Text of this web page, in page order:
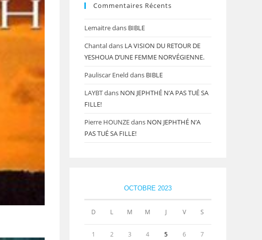
Commentaires Récents
Lemaitredans BIBLE
Chantaldans LA VISION DU RETOUR DE
YESHOUA D’UNE FEMME NORVÉGIENNE.
Pauliscar Eneld dans BIBLE
LAYBTdans NON JEPHTHÉ N’A PAS TUÉ SA
FILLE!
Pierre HOUNZEdans NON JEPHTHÉ N’A
PAS TUÉ SA FILLE!
OCTOBRE 2023
D L M M J V S
1 2 3 4 5 6 7